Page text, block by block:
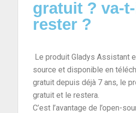
gratuit ? va-
rester ?
Le produit Gladys Assistant
source et disponible en
gratuit depuis déjà 7 ans, le
gratuit et le restera.
C’est l’avantage de l’open-